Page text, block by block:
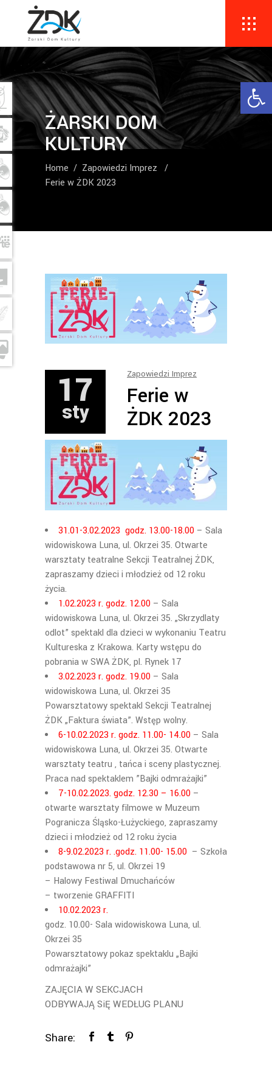
ŻARSKI DOM
KULTURY
Home / Zapowiedzi Imprez
/
Ferie w ŻDK 2023
17
sty
Zapowiedzi Imprez
Ferie w
ŻDK 2023
31.01-3.02.2023 godz. 13.00-18.00 – Sala
widowiskowa Luna, ul. Okrzei 35. Otwarte
warsztaty teatralne Sekcji Teatralnej ŻDK,
zapraszamy dzieci i młodzież od 12 roku
życia.
1.02.2023 r. godz. 12.00 – Sala
widowiskowa Luna, ul. Okrzei 35. „Skrzydlaty
odlot” spektakl dla dzieci w wykonaniu Teatru
Kultureska z Krakowa. Karty wstępu do
pobrania w SWA ŻDK, pl. Rynek 17
3.02.2023 r. godz. 19.00 – Sala
widowiskowa Luna, ul. Okrzei 35
Powarsztatowy spektakl Sekcji Teatralnej
ŻDK „Faktura świata”. Wstęp wolny.
6-10.02.2023 r. godz. 11.00- 14.00 – Sala
widowiskowa Luna, ul. Okrzei 35. Otwarte
warsztaty teatru , tańca i sceny plastycznej.
Praca nad spektaklem ”Bajki odmrażajki”
7-10.02.2023. godz. 12.30 – 16.00 –
otwarte warsztaty filmowe w Muzeum
Pogranicza Śląsko-Łużyckiego, zapraszamy
dzieci i młodzież od 12 roku życia
8-9.02.2023 r. .godz. 11.00- 15.00 – Szkoła
podstawowa nr 5, ul. Okrzei 19
– Halowy Festiwal Dmuchańców
– tworzenie GRAFFITI
10.02.2023 r.
godz. 10.00- Sala widowiskowa Luna, ul.
Okrzei 35
Powarsztatowy pokaz spektaklu „Bajki
odmrażajki”
ZAJĘCIA W SEKCJACH
ODBYWAJĄ SiĘ WEDŁUG PLANU
Share: